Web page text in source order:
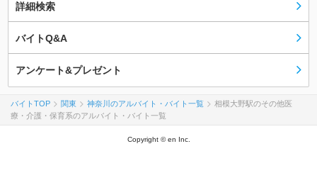
詳細検索
バイトQ&A
アンケート&プレゼント
バイトTOP 関東 神奈川のアルバイト・バイト一覧
相模大野駅のその他医
療・介護・保育系のアルバイト・バイト一覧
Copyright © en Inc.